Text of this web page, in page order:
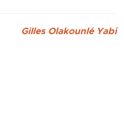
Gilles Olakounlé Yabi